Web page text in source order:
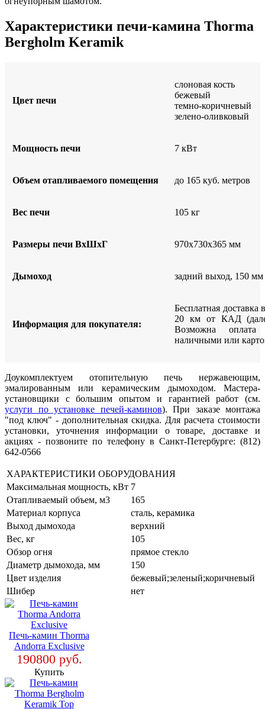
Характеристики печи-камина Thorma
Bergholm Keramik
Цвет печи
слоновая кость
бежевый
темно-коричневый
зелено-оливковый
Мощность печи 7 кВт
Объем отапливаемого помещения до 165 куб. метров
Вес печи 105 кг
Размеры печи ВхШхГ 970х730х365 мм
Дымоход задний выход, 150 мм
Информация для покупателя:
Бесплатная
20 км от КАД
Возможна
наличными или
Доукомплектуем отопительную печь нержавеющим,
эмалированным или керамическим дымоходом. Мастера-
установщики с большим опытом и гарантией работ (см.
услуги по установке печей-каминов). При заказе монтажа
"под ключ" - дополнительная скидка. Для расчета стоимости
установки, уточнения информации о товаре, доставке и
акциях - позвоните по телефону в Санкт-Петербурге: (812)
642-0566
ХАРАКТЕРИСТИКИ ОБОРУДОВАНИЯ
Максимальная мощность, кВт 7
Отапливаемый объем, м3
165
Материал корпуса
сталь, керамика
Выход дымохода
верхний
Вес, кг
105
Обзор огня
прямое стекло
Диаметр дымохода, мм
150
Цвет изделия
бежевый;зеленый;коричневый
Шибер
нет
Печь-камин Thorma
Andorra Exclusive
190800 руб.
Купить